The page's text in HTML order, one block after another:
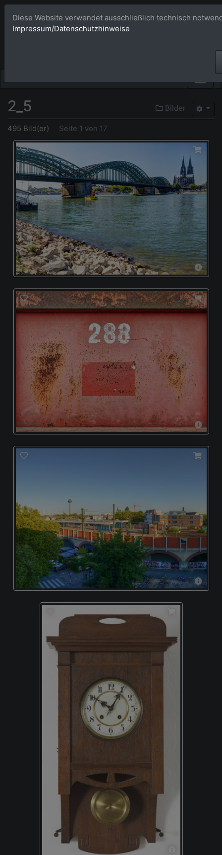
Bildagentur
Bilder
2_5
495 Bild(er) Seite 1 von 17
Diese Website verwendet ausschließlich technisch
Impressum/Datenschutzhinweise